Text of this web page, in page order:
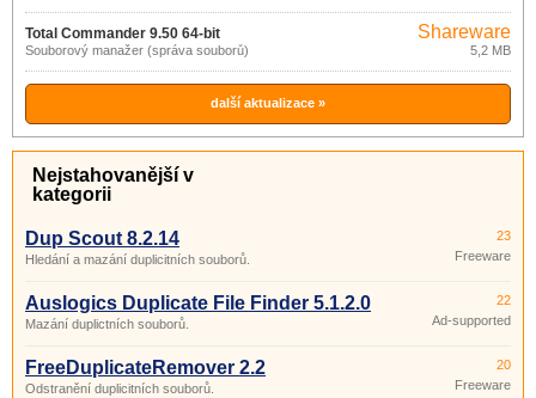
Total Commander 9.50 64-bit
Souborový manažer (správa souborů)
Shareware
5,2 MB
další aktualizace »
Nejstahovanější v
kategorii
Dup Scout 8.2.14
Hledání a mazání duplicitních souborů.
23
Freeware
Auslogics Duplicate File Finder 5.1.2.0
Mazání duplictních souborů.
22
Ad-supported
FreeDuplicateRemover 2.2
Odstranění duplicitních souborů.
20
Freeware